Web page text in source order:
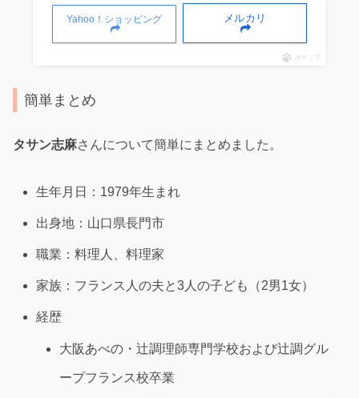
Yahoo！ショッピング メルカリ
ポチップ
簡単まとめ
タサン志麻さんについて簡単にまとめました。
生年月日：1979年生まれ
出身地：山口県長門市
職業：料理人、料理家
家族：フランス人の夫と3人の子ども（2男1女）
経歴
大阪あべの・辻調理師専門学校および辻調グル
ープフランス校卒業